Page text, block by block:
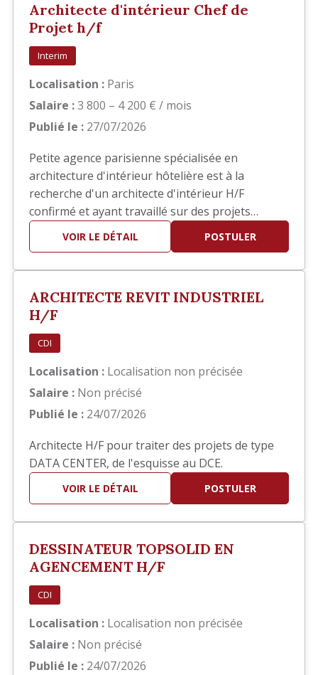
l'autonomie et le sens du service sont e…
Architecte d'intérieur Chef de
Projet h/f
Interim
Localisation : Paris
Salaire :3 800 – 4 200 € / mois
Publié le : 27/07/2026
Petite agence parisienne spécialisée en
architecture d'intérieur hôtelière est à la
recherche d'un architecte d'intérieur H/F
confirmé et ayant travaillé sur des projets
hôteliers. Bon concepteur (trice), vous travaillez
également sur Autocad pour dessiner tous les
durée d'un an et à co…
VOIR LE DÉTAIL POSTULER
ARCHITECTE REVIT INDUSTRIEL
H/F
CDI
Localisation : Localisation non précisée
Salaire : Non précisé
Publié le : 24/07/2026
Architecte H/F pour traiter des projets de type
DATA CENTER, de l'esquisse au DCE.
VOIR LE DÉTAIL POSTULER
DESSINATEUR TOPSOLID EN
AGENCEMENT H/F
CDI
Localisation : Localisation non précisée
Salaire : Non précisé
Publié le : 24/07/2026